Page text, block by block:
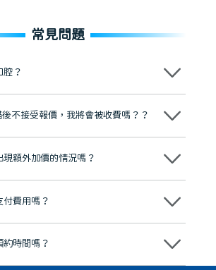
常見問題
腔？
濟世」的大學校訓，各分院匯聚來自香港、內地的
業領袖品牌」，是諾貝爾種植系統全球放心植牙中
個國家和地區的顧客，受到粵港澳大灣區及周邊城
價及信任推薦 珠海、深圳設有八大分院，香港亦設
心，有任何問題都可以隨時預約免費咨詢，讓人十
不接受報價，我將會被收費嗎？？
際服務之前，你不會被收取任何費用。
額外加價的情況嗎？
詳細說明治療方案及對應的價錢，顧客同意並簽字
付費用嗎？
照當日匯率轉算收取費用，而匯率會及時告知客人
約時間嗎？
或whatsapp聯絡我們，告知我們你原本預約